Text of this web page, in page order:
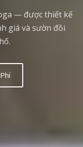
— được thiết kế
giá và sườn đồi